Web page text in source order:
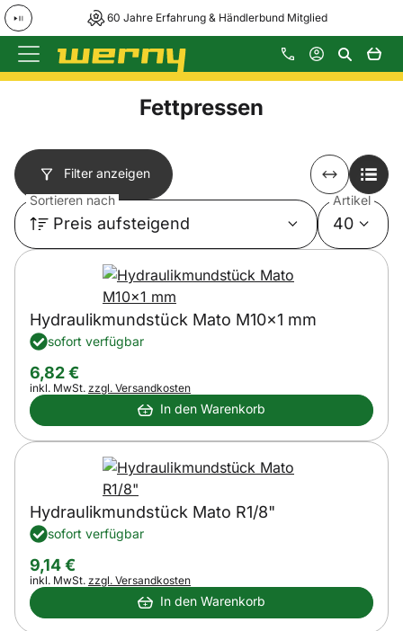
60 Jahre Erfahrung & Händlerbund Mitglied
Zum Hauptinhalt springen
Fettpressen
Filter anzeigen
Sortieren nach
Preis aufsteigend
Artikel
40
Hydraulikmundstück Mato M10x1 mm
sofort verfügbar
6,82€
Steuerhinweis:
inkl. MwSt. zzgl. Versandkosten
In den Warenkorb
Hydraulikmundstück Mato R1/8"
sofort verfügbar
9,14€
Steuerhinweis:
inkl. MwSt. zzgl. Versandkosten
In den Warenkorb